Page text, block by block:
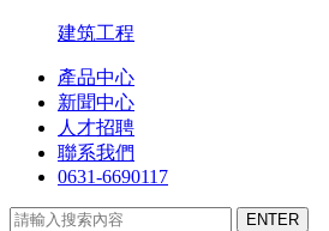
建筑工程
產品中心
新聞中心
人才招聘
聯系我們
0631-6690117